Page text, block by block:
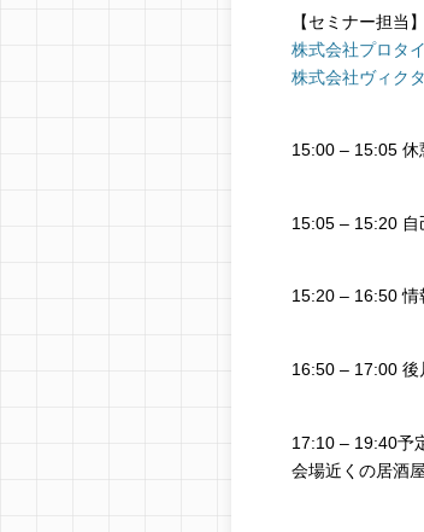
【セミナー担当】
株式会社プロタ
株式会社ヴィク
15:00 – 15:05 休
15:05 – 15:20 自
15:20 – 16:50 情
16:50 – 17:00 後
17:10 – 19:40予
会場近くの居酒